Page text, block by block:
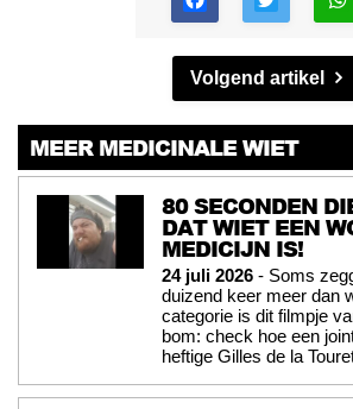
Volgend artikel
MEER MEDICINALE WIET
80 SECONDEN
DAT WIET EEN
MEDICIJN IS!
24 juli 2026 - Soms
duizend keer meer dan
categorie is dit filmpje
bom: check hoe een
heftige Gilles de la